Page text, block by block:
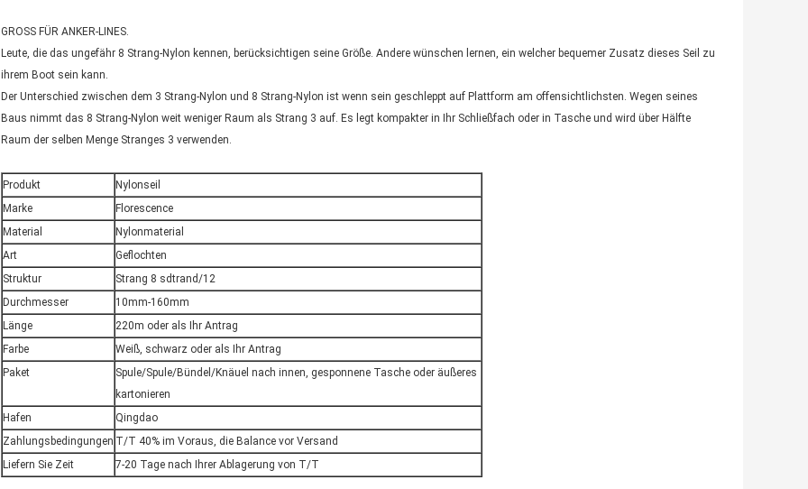
GROSS FÜR ANKER-LINES.
Leute, die das ungefähr 8 Strang-Nylon kennen, berücksichtigen seine Größe. Andere wünschen lernen, ein welcher bequemer Zusatz dieses Seil zu
ihrem Boot sein kann.
Der Unterschied zwischen dem 3 Strang-Nylon und 8 Strang-Nylon ist wenn sein geschleppt auf Plattform am offensichtlichsten. Wegen seines
Baus nimmt das 8 Strang-Nylon weit weniger Raum als Strang 3 auf. Es legt kompakter in Ihr Schließfach oder in Tasche und wird über Hälfte
Raum der selben Menge Stranges 3 verwenden.
Produkt
Nylonseil
Marke
Florescence
Material
Nylonmaterial
Art
Geflochten
Struktur
Strang 8 sdtrand/12
Durchmesser
10mm-160mm
Länge
220m oder als Ihr Antrag
Farbe
Weiß, schwarz oder als Ihr Antrag
Paket
Spule/Spule/Bündel/Knäuel nach innen, gesponnene Tasche oder äußeres
kartonieren
Hafen
Qingdao
Zahlungsbedingungen T/T 40% im Voraus, die Balance vor Versand
Liefern Sie Zeit
7-20 Tage nach Ihrer Ablagerung von T/T